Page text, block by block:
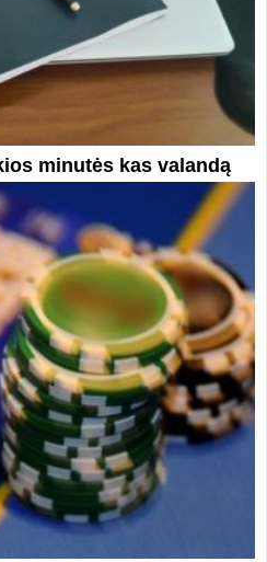
minutės kas valandą